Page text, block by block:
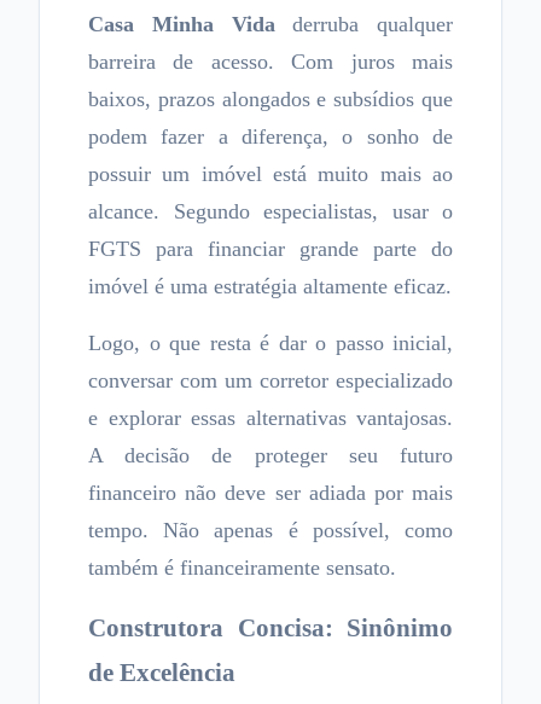
Casa Minha Vidaderruba qualquer
barreira de acesso. Com juros mais
baixos, prazos alongados e subsídios que
podem fazer a diferença, o sonho de
possuir um imóvel está muito mais ao
alcance. Segundo especialistas, usar o
FGTS para financiar grande parte do
imóvel é uma estratégia altamente eficaz.
Logo, o que resta é dar o passo inicial,
conversar com um corretor especializado
e explorar essas alternativas vantajosas.
A decisão de proteger seu futuro
financeiro não deve ser adiada por mais
tempo. Não apenas é possível, como
também é financeiramente sensato.
Construtora Concisa: Sinônimo
de Excelência